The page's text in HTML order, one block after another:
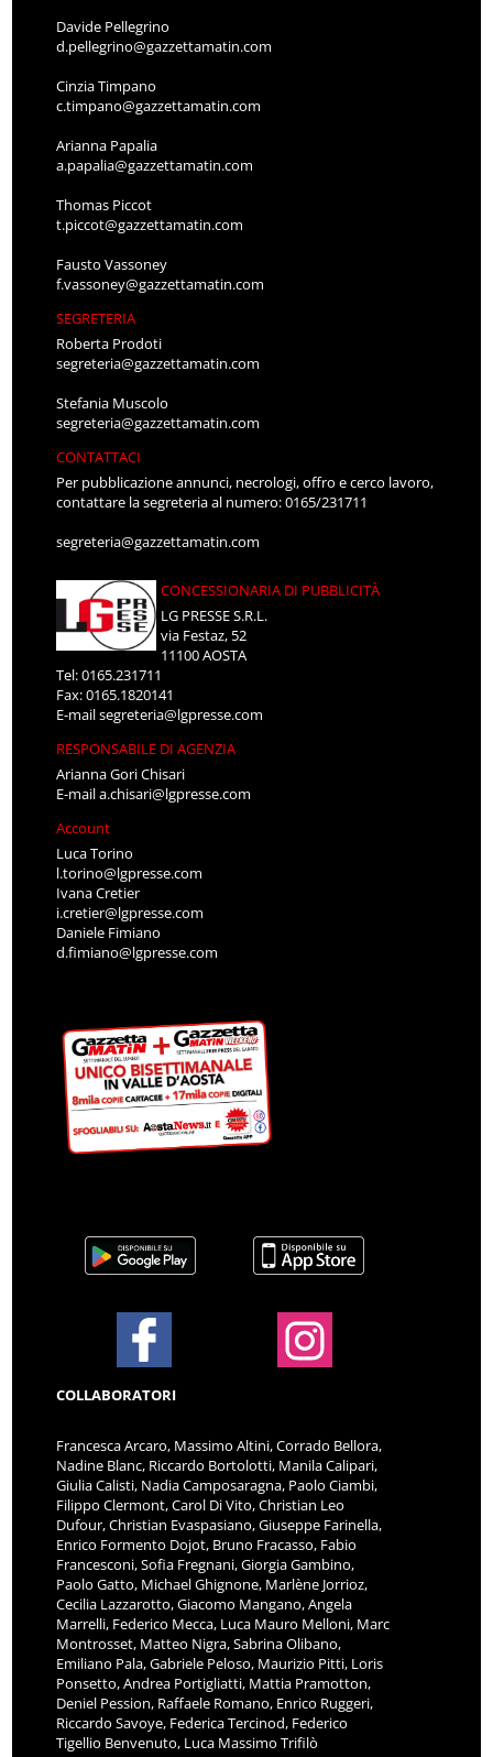
Davide Pellegrino
d.pellegrino@gazzettamatin.com
Cinzia Timpano
c.timpano@gazzettamatin.com
Arianna Papalia
a.papalia@gazzettamatin.com
Thomas Piccot
t.piccot@gazzettamatin.com
Fausto Vassoney
f.vassoney@gazzettamatin.com
SEGRETERIA
Roberta Prodoti
segreteria@gazzettamatin.com
Stefania Muscolo
segreteria@gazzettamatin.com
CONTATTACI
Per pubblicazione annunci, necrologi, offro e cerco lavoro,
contattare la segreteria al numero: 0165/231711
segreteria@gazzettamatin.com
CONCESSIONARIA DI PUBBLICITÀ
LG PRESSE S.R.L.
via Festaz, 52
11100 AOSTA
Tel: 0165.231711
Fax: 0165.1820141
E-mailsegreteria@lgpresse.com
RESPONSABILE DI AGENZIA
Arianna Gori Chisari
E-maila.chisari@lgpresse.com
Account
Luca Torino
l.torino@lgpresse.com
Ivana Cretier
i.cretier@lgpresse.com
Daniele Fimiano
d.fimiano@lgpresse.com
COLLABORATORI
Francesca Arcaro, Massimo Altini, Corrado Bellora,
Nadine Blanc, Riccardo Bortolotti, Manila Calipari,
Giulia Calisti, Nadia Camposaragna, Paolo Ciambi,
Filippo Clermont, Carol Di Vito, Christian Leo
Dufour, Christian Evaspasiano, Giuseppe Farinella,
Enrico Formento Dojot, Bruno Fracasso, Fabio
Francesconi, Sofia Fregnani, Giorgia Gambino,
Paolo Gatto, Michael Ghignone, Marlène Jorrioz,
Cecilia Lazzarotto, Giacomo Mangano, Angela
Marrelli, Federico Mecca, Luca Mauro Melloni, Marc
Montrosset, Matteo Nigra, Sabrina Olibano,
Emiliano Pala, Gabriele Peloso, Maurizio Pitti, Loris
Ponsetto, Andrea Portigliatti, Mattia Pramotton,
Deniel Pession, Raffaele Romano, Enrico Ruggeri,
Riccardo Savoye, Federica Tercinod, Federico
Tigellio Benvenuto, Luca Massimo Trifilò